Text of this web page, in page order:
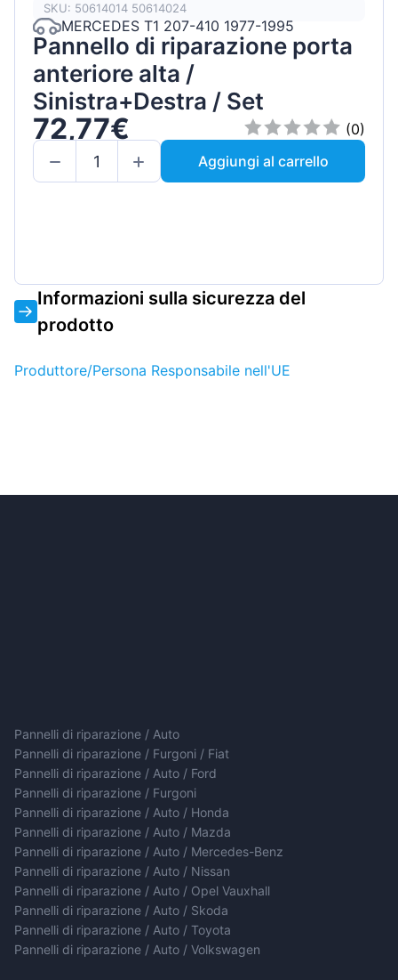
SKU: 50614014 50614024
MERCEDES T1 207-410 1977-1995
Pannello di riparazione porta
anteriore alta /
Sinistra+Destra / Set
72,77€
(0)
Aggiungi al carrello
Informazioni sulla sicurezza del
prodotto
Produttore/Persona Responsabile nell'UE
Pannelli di riparazione / Auto
Pannelli di riparazione / Furgoni / Fiat
Pannelli di riparazione / Auto / Ford
Pannelli di riparazione / Furgoni
Pannelli di riparazione / Auto / Honda
Pannelli di riparazione / Auto / Mazda
Pannelli di riparazione / Auto / Mercedes-Benz
Pannelli di riparazione / Auto / Nissan
Pannelli di riparazione / Auto / Opel Vauxhall
Pannelli di riparazione / Auto / Skoda
Pannelli di riparazione / Auto / Toyota
Pannelli di riparazione / Auto / Volkswagen